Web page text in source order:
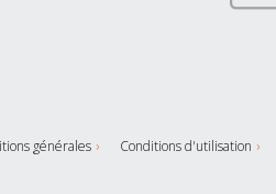
générales Conditions d'utilisation